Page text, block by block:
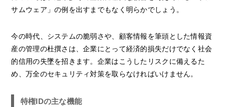
サムウェア」の例を出すまでもなく明らかでしょう。
今の時代、システムの脆弱さや、顧客情報を筆頭とした情報資
産の管理の杜撰さは、企業にとって経済的損失だけでなく社会
的信用の失墜を招きます。企業はこうしたリスクに備えるた
め、万全のセキュリティ対策を取らなければいけません。
特権IDの主な機能